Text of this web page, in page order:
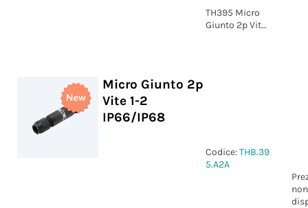
TH395 Micro
Giunto 2p Vite
Micro Giunto 2p
Vite 1-2
IP66/IP68
Codice:THB.39
5.A2A
non